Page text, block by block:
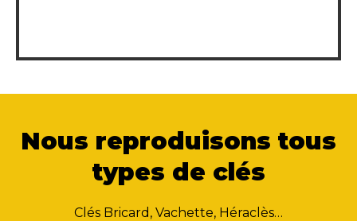
Nous reproduisons tous
types de clés
Clés Bricard, Vachette, Héraclès…